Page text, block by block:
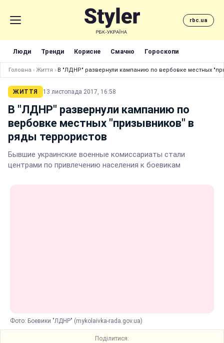
rbc.ua
Люди Тренди Корисне Смачно Гороскопи
Головна › Життя › В "ЛДНР" развернули кампанию по вербовке местных
ЖИТТЯ 13 листопада 2017, 16:58
В "ЛДНР" развернули кампанию по
вербовке местных "призывников" в
ряды террористов
Бывшие украинские военные комиссариаты стали
центрами по привлечению населения к боевикам
Фото: Боевики "ЛДНР" (mykolaivka-rada.gov.ua)
Поділитися: